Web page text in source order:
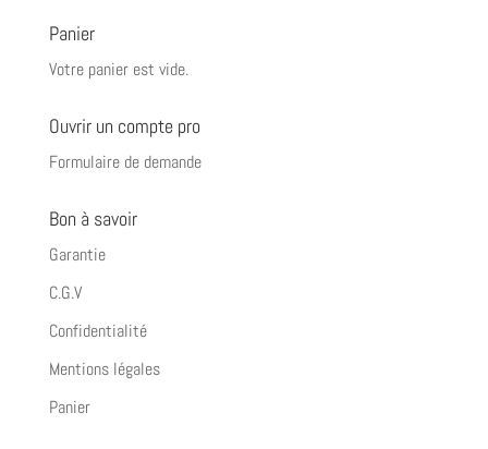
Panier
Votre panier est vide.
Ouvrir un compte pro
Formulaire de demande
Bon à savoir
Garantie
C.G.V
Confidentialité
Mentions légales
Panier